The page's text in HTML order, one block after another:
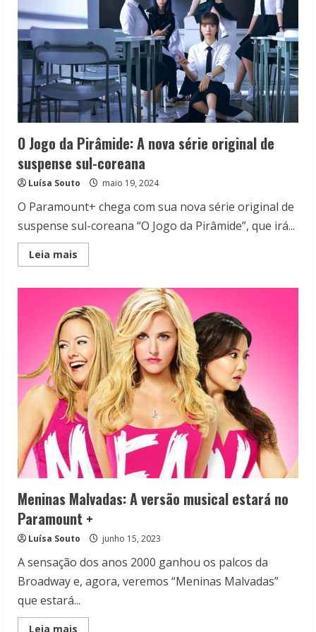
O Jogo da Pirâmide: A nova série original de
suspense sul-coreana
Luísa Souto maio 19, 2024
O Paramount+ chega com sua nova série original de
suspense sul-coreana “O Jogo da Pirâmide”, que irá...
Leia mais
more
da
Pirâmide:
A
nova
série
original
de
suspense
sul-
coreana
Meninas Malvadas: A versão musical estará no
Paramount +
Luísa Souto junho 15, 2023
A sensação dos anos 2000 ganhou os palcos da
Broadway e, agora, veremos “Meninas Malvadas”
que estará...
Leia mais